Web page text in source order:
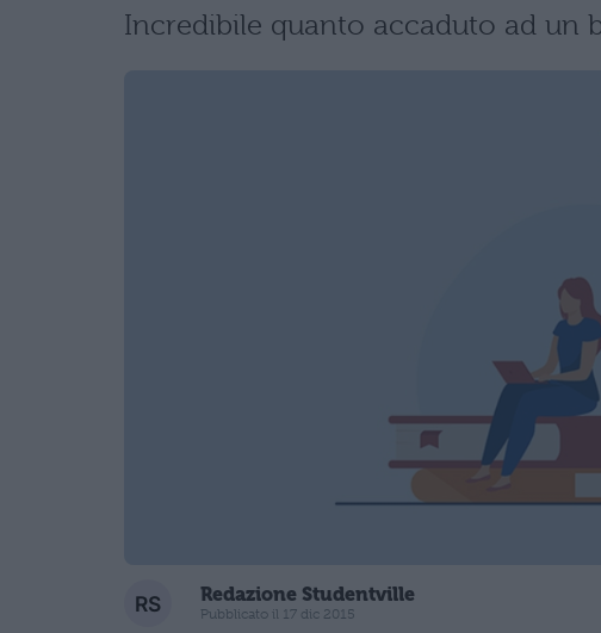
Incredibile quanto accaduto ad un
Redazione Studentville
Pubblicato il 17 dic 2015